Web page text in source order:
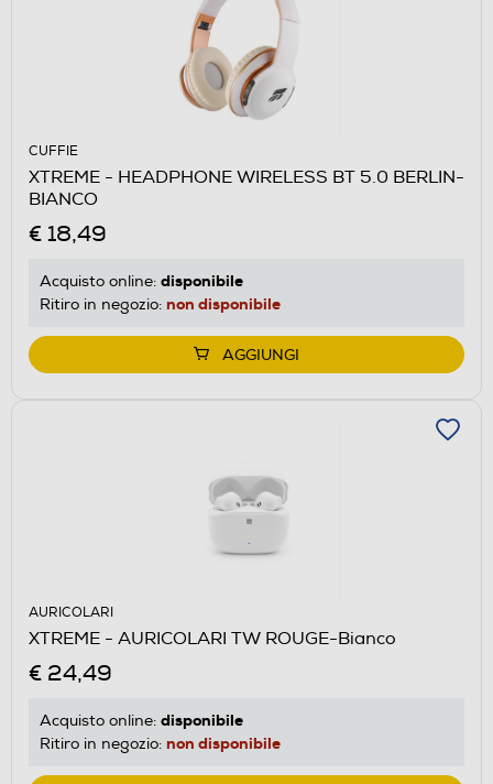
CUFFIE
XTREME - HEADPHONE WIRELESS BT 5.0 BERLIN-
BIANCO
€ 18,49
Acquisto online: disponibile
Ritiro in negozio: non disponibile
AGGIUNGI
AURICOLARI
XTREME - AURICOLARI TW ROUGE-Bianco
€ 24,49
Acquisto online: disponibile
Ritiro in negozio: non disponibile